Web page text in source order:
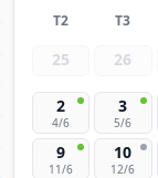
T2 T3
25 26
2
4/6
3
5/6
9
11/6
10
12/6